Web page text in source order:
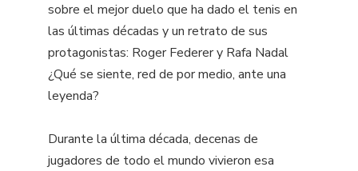
sobre el mejor duelo que ha dado el tenis en
las últimas décadas y un retrato de sus
protagonistas: Roger Federer y Rafa Nadal
¿Qué se siente, red de por medio, ante una
leyenda?
Durante la última década, decenas de
jugadores de todo el mundo vivieron esa